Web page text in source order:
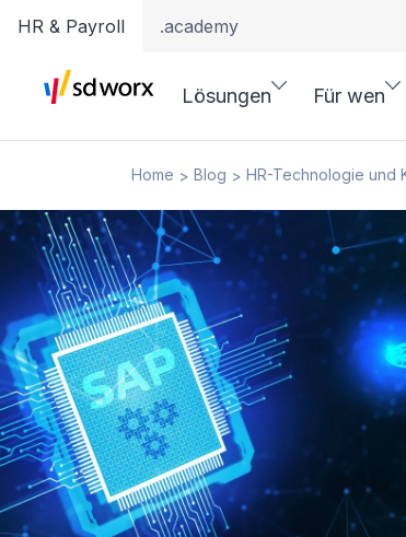
HR & Payroll .academy
Lösungen Für wen
Home > Blog > HR-Technologie und